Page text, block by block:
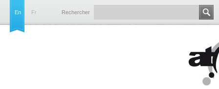
En Fr Rechercher